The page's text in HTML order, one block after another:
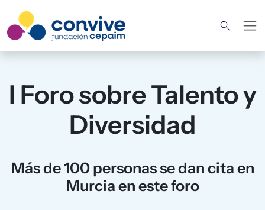
I Foro sobre Talento y
Diversidad
Más de 100 personas se dan cita en
Murcia en este foro